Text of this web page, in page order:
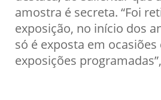
amostra é secreta. “Foi
exposição, no início dos
só é exposta em ocasiões
exposições